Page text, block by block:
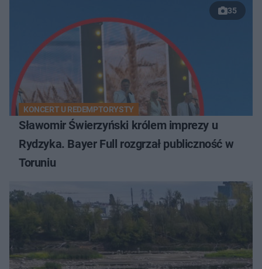
35
KONCERT U REDEMPTORYSTY
Sławomir Świerzyński królem imprezy u
Rydzyka. Bayer Full rozgrzał publiczność w
Toruniu